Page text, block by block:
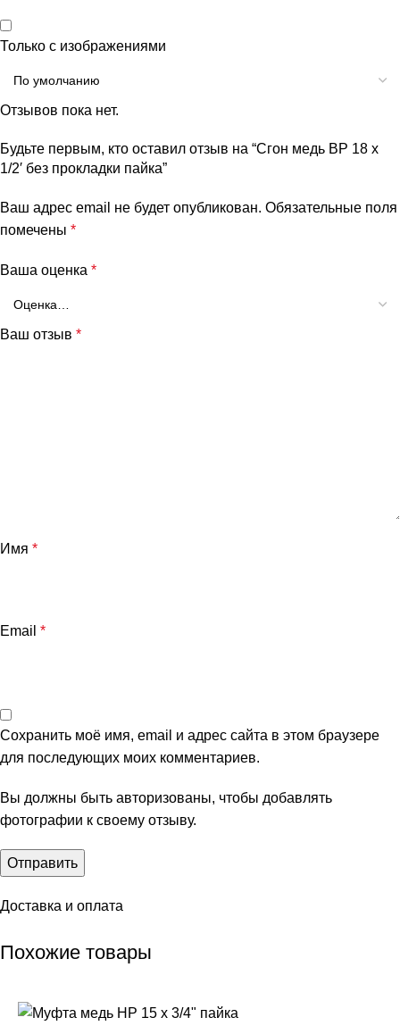
Только с изображениями
Отзывов пока нет.
Будьте первым, кто оставил отзыв на “Сгон медь ВР 18 х
1/2′ без прокладки пайка”
Ваш адрес email не будет опубликован. Обязательные поля
помечены *
Ваша оценка *
Ваш отзыв *
Имя *
Email *
Сохранить моё имя, email и адрес сайта в этом браузере
для последующих моих комментариев.
Вы должны быть авторизованы, чтобы добавлять
фотографии к своему отзыву.
Доставка и оплата
Похожие товары